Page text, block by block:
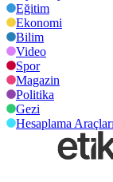
Eğitim
Ekonomi
Bilim
Video
Spor
Magazin
Politika
Gezi
Hesaplama Araçları